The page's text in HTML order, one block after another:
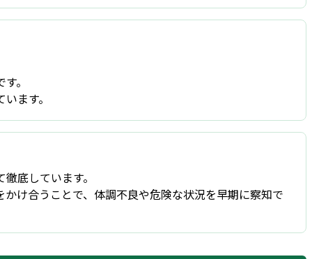
。
ます。
底しています。
け合うことで、体調不良や危険な状況を早期に察知で